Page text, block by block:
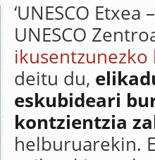
‘UNESCO
UNESCO
deitu du,
eskubideari
kontzientzia
helburuarekin.